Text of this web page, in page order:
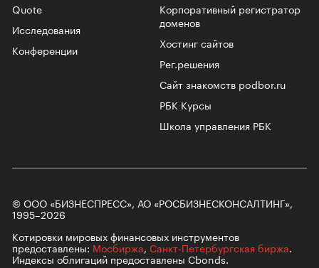
Корпоративный регистратор
доменов
Хостинг сайтов
Рег.решения
Сайт знакомств podbor.ru
РБК Курсы
Школа управления РБК
Quote
Исследования
Конференции
© ООО «БИЗНЕСПРЕСС», АО «РОСБИЗНЕСКОНСАЛТИНГ»,
1995–2026
Котировки мировых финансовых инструментов
предоставлены: Мосбиржа, Санкт-Петербургская биржа.
Индексы облигаций предоставлены Cbonds.